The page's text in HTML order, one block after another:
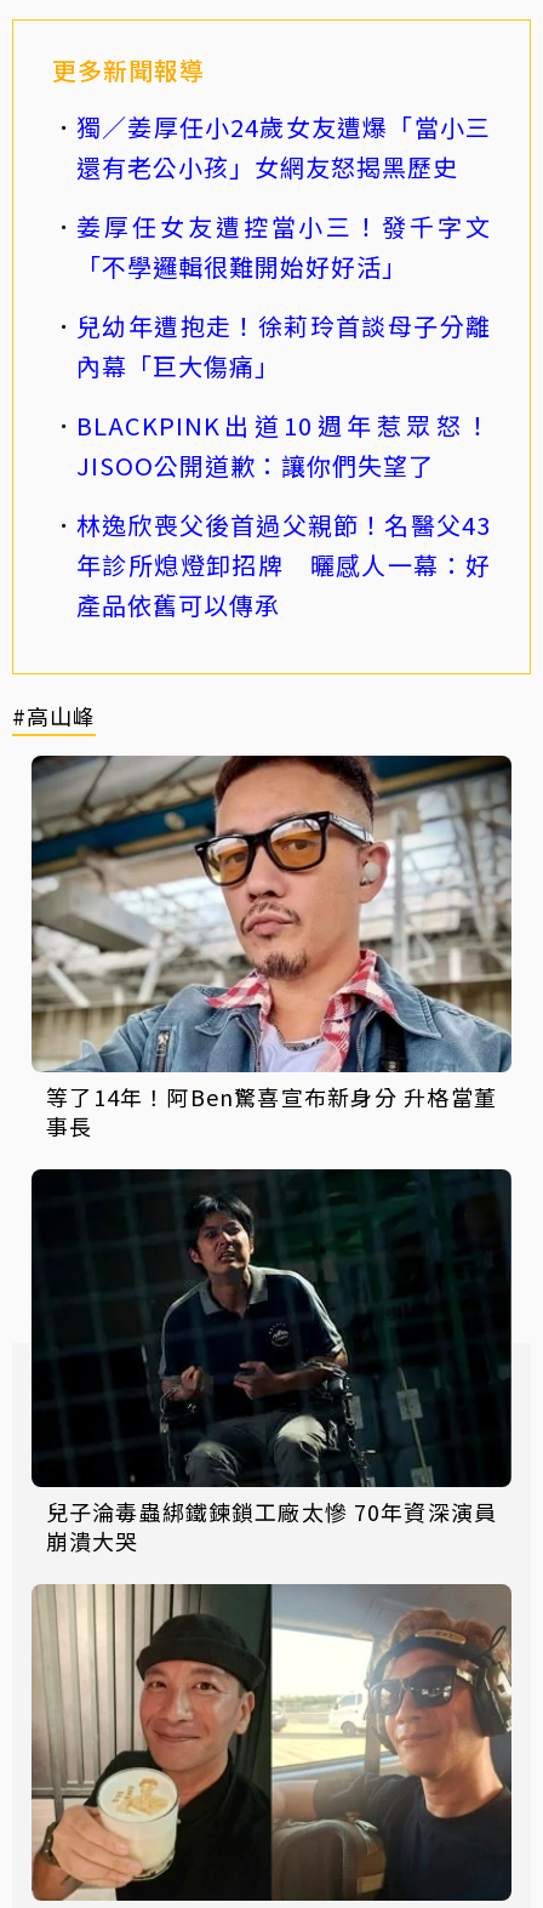
更多新聞報導
獨／姜厚任小24歲女友遭爆「當小三
還有老公小孩」女網友怒揭黑歷史
姜厚任女友遭控當小三！發千字文
「不學邏輯很難開始好好活」
兒幼年遭抱走！徐莉玲首談母子分離
內幕「巨大傷痛」
BLACKPINK出道10週年惹眾怒！
JISOO公開道歉：讓你們失望了
林逸欣喪父後首過父親節！名醫父43
年診所熄燈卸招牌 曬感人一幕：好
產品依舊可以傳承
#高山峰
等了14年！阿Ben驚喜宣布新身分 升格當董
事長
兒子淪毒蟲綁鐵鍊鎖工廠太慘 70年資深演員
崩潰大哭